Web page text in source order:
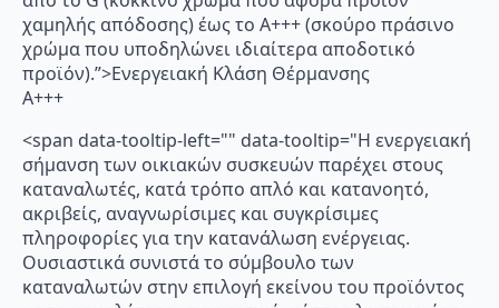
χαμηλής απόδοσης) έως το Α+++ (σκούρο πράσινο
χρώμα που υποδηλώνει ιδιαίτερα αποδοτικό
προϊόν).”>Ενεργειακή Κλάση Θέρμανσης
A+++
<span data-tooltip-left="" data-tooltip="Η ενεργειακή
σήμανση των οικιακών συσκευών παρέχει στους
καταναλωτές, κατά τρόπο απλό και κατανοητό,
ακριβείς, αναγνωρίσιμες και συγκρίσιμες
πληροφορίες για την κατανάλωση ενέργειας.
Ουσιαστικά συνιστά το σύμβουλο των
καταναλωτών στην επιλογή εκείνου του προϊόντος